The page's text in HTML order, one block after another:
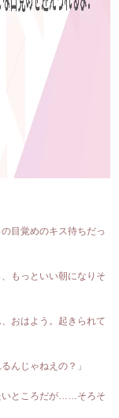
目覚めのキス待ちだっ
もっといい朝になりそ
おはよう。起きられて
んじゃねえの？」
いところだが……そろそ